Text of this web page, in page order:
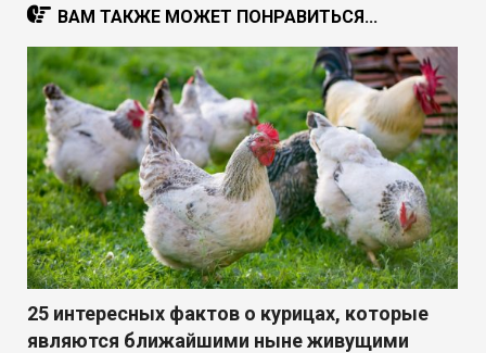
ВАМ ТАКЖЕ МОЖЕТ ПОНРАВИТЬСЯ...
25 интересных фактов о курицах, которые
являются ближайшими ныне живущими